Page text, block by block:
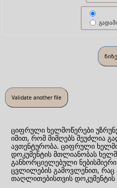
ციფრული ხელმოწერები
იმით, რომ მიმღებს შეუძლია
ავთენტურობა. ციფრული
დოკუმენტის მთლიანობას
განხორციელებული
ცვლილების გამოვლენით,
თაღლითებისთვის